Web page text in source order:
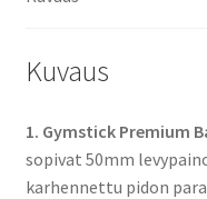
Kuvaus
1. Gymstick Premium
sopivat 50mm
karhennettu pidon